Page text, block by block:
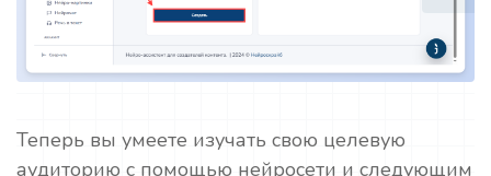
Теперь вы умеете изучать свою целевую
аудиторию с помощью нейросети и следующим